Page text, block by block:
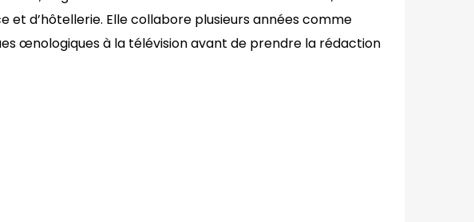
d’hôtellerie. Elle collabore plusieurs années comme
œnologiques à la télévision avant de prendre la rédaction